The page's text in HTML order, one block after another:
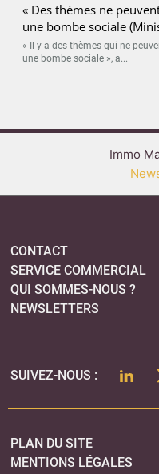
« Des thèmes ne
une bombe sociale
« Il y a des thèmes qui ne
une bombe sociale », a...
Immo
CONTACT
SERVICE COMMERCIAL
QUI SOMMES-NOUS ?
NEWSLETTERS
SUIVEZ-NOUS :
PLAN DU SITE
MENTIONS LÉGALES